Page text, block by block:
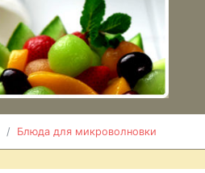
Блюда для микроволновки